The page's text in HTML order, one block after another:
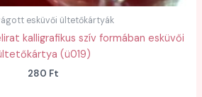
esküvői ültetőkártyák
kalligrafikus szív formában esküvői
(ü019)
280 Ft